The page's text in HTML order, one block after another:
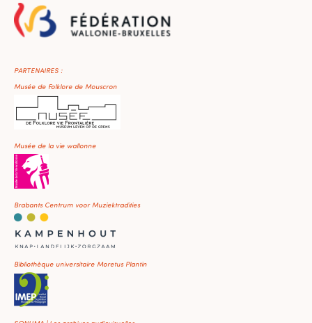
PARTENAIRES :
Musée de Folklore de Mouscron
Musée de la vie wallonne
Brabants Centrum voor Muziektradities
Bibliothèque universitaire Moretus Plantin